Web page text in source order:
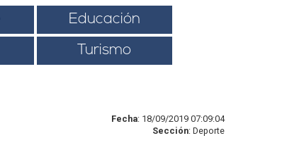
Educación
Turismo
Fecha: 18/09/2019 07:09:04
Sección: Deporte